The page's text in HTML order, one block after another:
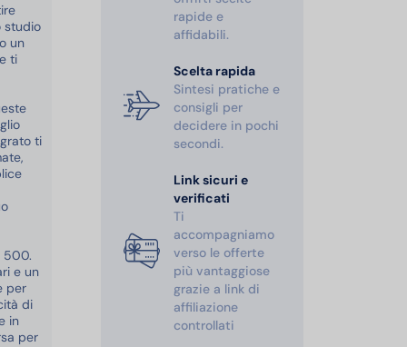
studio
un
ti
ti
500.
e un
per
di
in
per
rapide e
affidabili.
Scelta rapida
Sintesi pratiche e
consigli per
decidere in pochi
secondi.
Link sicuri e
verificati
Ti
accompagniamo
verso le offerte
più vantaggiose
grazie a link di
affiliazione
controllati